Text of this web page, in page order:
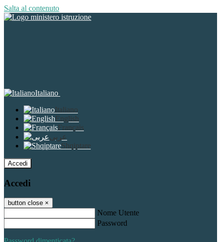
Salta al contenuto
Italiano
Italiano
English
Français
عربى
Shqiptare
Accedi
Accedi
button close ×
Nome Utente
Password